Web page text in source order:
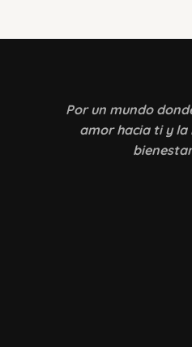
Por un mundo
amor hacia ti y la